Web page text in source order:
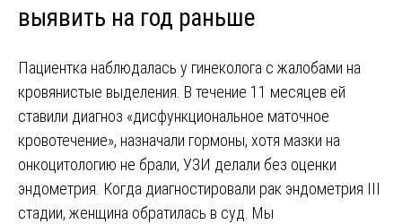
выявить на год раньше
Пациентка наблюдалась у гинеколога с жалобами на
кровянистые выделения. В течение 11 месяцев ей
ставили диагноз «дисфункциональное маточное
кровотечение», назначали гормоны, хотя мазки на
онкоцитологию не брали, УЗИ делали без оценки
эндометрия. Когда диагностировали рак эндометрия III
стадии, женщина обратилась в суд. Мы